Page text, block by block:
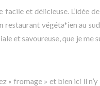
et délicieuse. L’idée
végéta*ien au sud
et savoureuse, que je me
fromage » et bien ici il n’y